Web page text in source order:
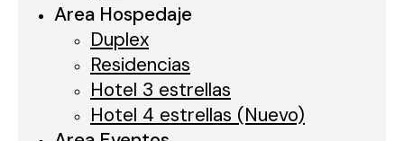
Area Hospedaje
Duplex
Residencias
Hotel 3 estrellas
Hotel 4 estrellas (Nuevo)
Torneo Internacional de fútbol infantil
2026
Nuevo SPA El Norte8 julio, 2026